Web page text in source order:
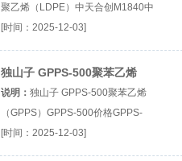
聚乙烯（LDPE）中天合创M1840中
天合创LD450M1840价格厂（...『中
天合创M1840』
[时间：2025-12-03]
独山子 GPPS-500聚苯乙烯
（GPPS）
说明： 独山子 GPPS-500聚苯乙烯
（GPPS）GPPS-500价格GPPS-
500参数GPPS-500厂（...『GPPS-
500价格』
[时间：2025-12-03]